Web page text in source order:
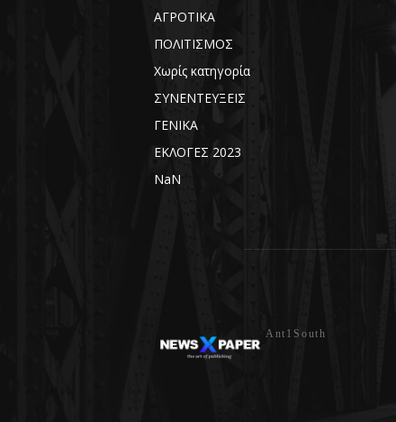
ΑΓΡΟΤΙΚΑ
ΠΟΛΙΤΙΣΜΟΣ
Χωρίς κατηγορία
ΣΥΝΕΝΤΕΥΞΕΙΣ
ΓΕΝΙΚΑ
ΕΚΛΟΓΕΣ 2023
NaN
Ant1South